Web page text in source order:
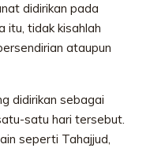
didirikan pada
itu, tidak kisahlah
ataupun
didirikan sebagai
satu hari tersebut.
seperti Tahajjud,